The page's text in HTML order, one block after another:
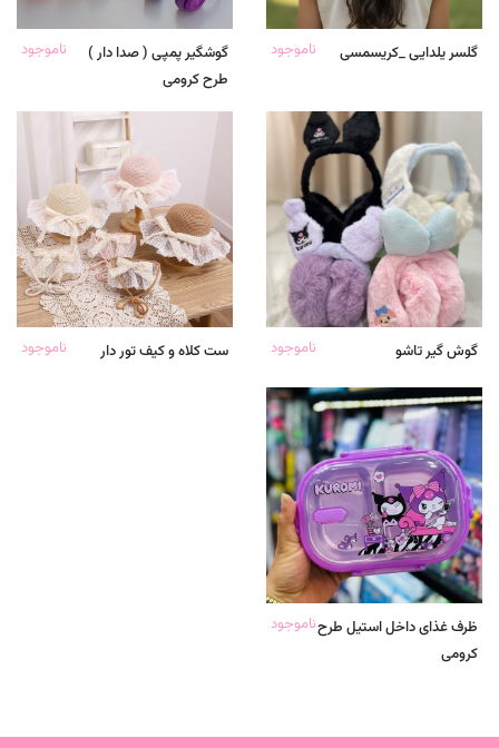
گلسر یلدایی _کریسمسی ناموجود
گوشگیر پمپی ( صدا دار )
طرح کرومی
ناموجود
گوش گیر تاشو ناموجود ست کلاه و کیف تور دار ناموجود
ظرف غذای داخل استیل طرح
کرومی
ناموجود